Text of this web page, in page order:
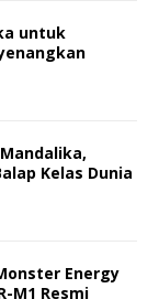
untuk
Kelas Dunia
Energy
M1 Resmi